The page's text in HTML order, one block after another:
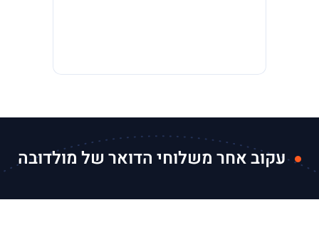
עקוב אחר משלוחי הדואר של מולדובה